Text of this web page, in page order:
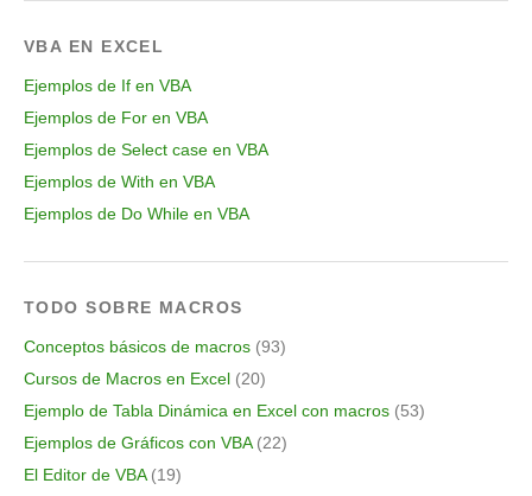
VBA EN EXCEL
Ejemplos de If en VBA
Ejemplos de For en VBA
Ejemplos de Select case en VBA
Ejemplos de With en VBA
Ejemplos de Do While en VBA
TODO SOBRE MACROS
Conceptos básicos de macros (93)
Cursos de Macros en Excel (20)
Ejemplo de Tabla Dinámica en Excel con macros (53)
Ejemplos de Gráficos con VBA(22)
El Editor de VBA(19)